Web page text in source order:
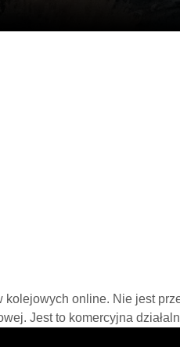
online. Nie jest
Jest to komercyjna